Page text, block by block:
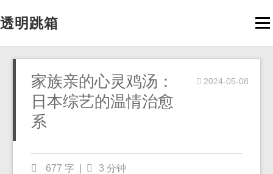
透明跳箱
家族亲的心灵鸡汤：
日本综艺的温情治愈
系
2024-05-08
677 字 3 分钟